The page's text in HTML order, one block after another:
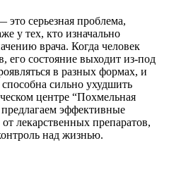
это серьезная проблема,
у тех, кто изначально
врача. Когда человек
его состояние выходит из-под
в разных формах, и
сильно ухудшить
центре “Похмельная
эффективные
лекарственных препаратов,
над жизнью.